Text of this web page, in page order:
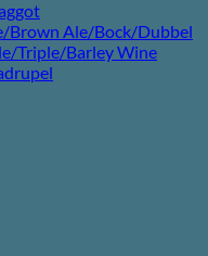
Brown Ale/Bock/Dubbel
Triple/Barley Wine